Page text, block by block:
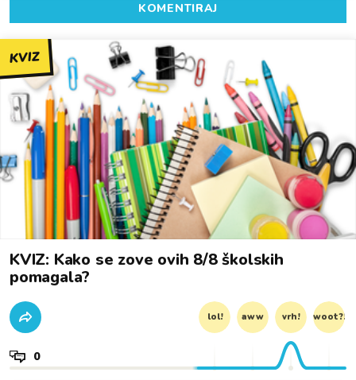
KOMENTIRAJ
KVIZ
KVIZ: Kako se zove ovih 8/8 školskih
pomagala?
lol! aww vrh! woot?!
0